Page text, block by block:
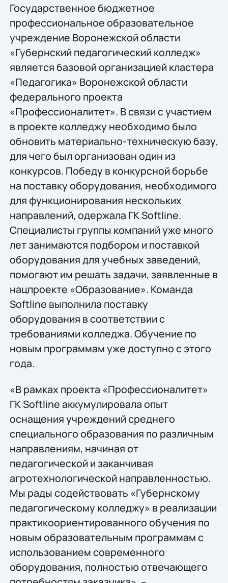
Государственное бюджетное
профессиональное образовательное
учреждение Воронежской области
«Губернский педагогический колледж»
является базовой организацией кластера
«Педагогика» Воронежской области
федерального проекта
«Профессионалитет». В связи с участием
в проекте колледжу необходимо было
обновить материально-техническую базу,
для чего был организован один из
конкурсов. Победу в конкурсной борьбе
на поставку оборудования, необходимого
для функционирования нескольких
направлений, одержала ГК Softline.
Специалисты группы компаний уже много
лет занимаются подбором и поставкой
оборудования для учебных заведений,
помогают им решать задачи, заявленные в
нацпроекте «Образование». Команда
Softline выполнила поставку
оборудования в соответствии с
требованиями колледжа. Обучение по
новым программам уже доступно с этого
года.
«В рамках проекта «Профессионалитет»
ГК Softline аккумулировала опыт
оснащения учреждений среднего
специального образования по различным
направлениям, начиная от
педагогической и заканчивая
агротехнологической направленностью.
Мы рады содействовать «Губернскому
педагогическому колледжу» в реализации
практикоориентированного обучения по
новым образовательным программам с
использованием современного
оборудования, полностью отвечающего